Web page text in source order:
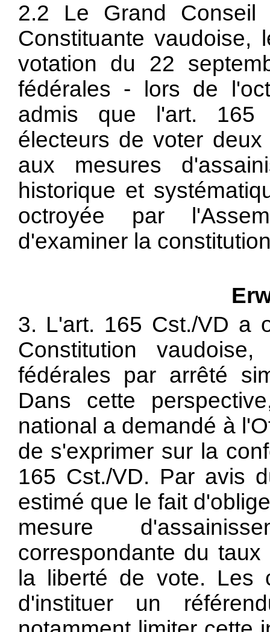
2.2 Le Grand
Constituante
votation du 22
fédérales - lors de
admis que l'art. 165
électeurs de voter
aux mesures
historique et
octroyée par
d'examiner la
3. L'art. 165 Cst./VD a
Constitution
fédérales par arrêté
Dans cette
national a demandé à
de s'exprimer sur la
165 Cst./VD. Par avis
estimé que le fait
mesure
correspondante du
la liberté de vote. Les
d'instituer un